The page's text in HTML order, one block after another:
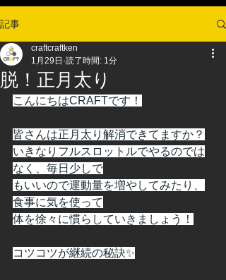
記事
脱！正月太り
craftcraftken
1月29日 読了時間: 1分
こんにちはCRAFTです！
皆さんは正月太り解消できてますか？
いきなりフルスロットルでやるのでは
なく、毎日少しで
もいいので運動量を増やしてみたり、
食事に気を使って
体を徐々に慣らしていきましょう！
コツコツが継続の秘訣✨